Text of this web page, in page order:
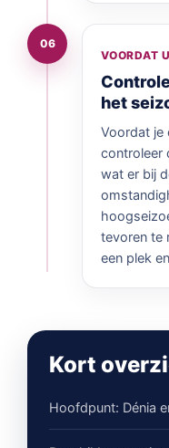
06
VOORDAT
het
Voordat je
controleer
wat er bij
tevoren te
een plek
Kort
Hoofdpunt: Dénia